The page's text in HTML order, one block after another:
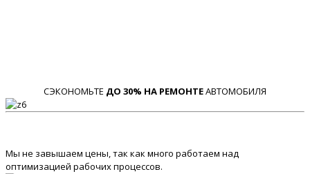
СЭКОНОМЬТЕ ДО 30% НА РЕМОНТЕАВТОМОБИЛЯ
Мы не завышаем цены, так как много работаем над
оптимизацией рабочих процессов.